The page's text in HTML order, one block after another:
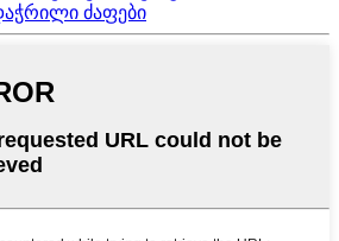
ძაფები